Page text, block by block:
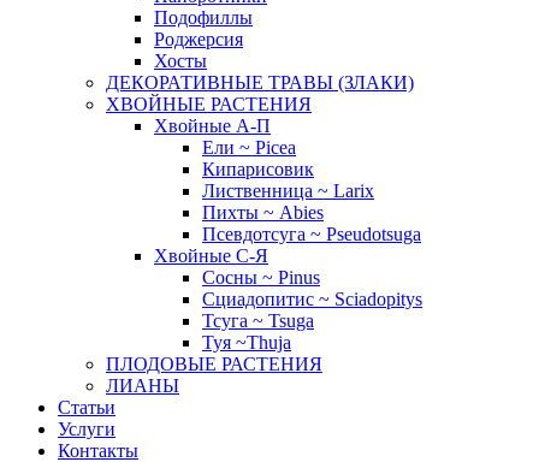
Подофиллы
Роджерсия
Хосты
ДЕКОРАТИВНЫЕ ТРАВЫ (ЗЛАКИ)
ХВОЙНЫЕ РАСТЕНИЯ
Хвойные А-П
Ели ~ Picea
Кипарисовик
Лиственница ~ Larix
Пихты ~ Abies
Псевдотсуга ~ Pseudotsuga
Хвойные С-Я
Сосны ~ Pinus
Сциадопитис ~ Sciadopitys
Тсуга ~ Tsuga
Туя ~Thuja
ПЛОДОВЫЕ РАСТЕНИЯ
ЛИАНЫ
Статьи
Услуги
Контакты